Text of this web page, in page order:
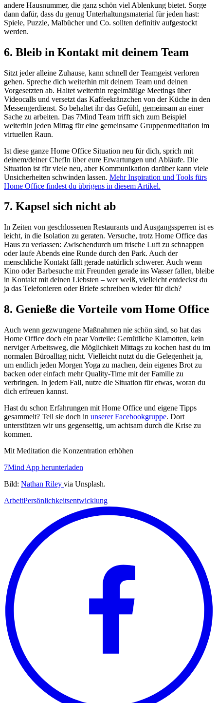
andere Hausnummer, die ganz schön viel Ablenkung bietet. Sorge
dann dafür, dass du genug Unterhaltungsmaterial für jeden hast:
Spiele, Puzzle, Malbücher und Co. sollten definitiv aufgestockt
werden.
6. Bleib in Kontakt mit deinem Team
Sitzt jeder alleine Zuhause, kann schnell der Teamgeist verloren
gehen. Spreche dich weiterhin mit deinem Team und deinen
Vorgesetzten ab. Haltet weiterhin regelmäßige Meetings über
Videocalls und versetzt das Kaffeekränzchen von der Küche in den
Messengerdienst. So behaltet ihr das Gefühl, gemeinsam an einer
Sache zu arbeiten. Das 7Mind Team trifft sich zum Beispiel
weiterhin jeden Mittag für eine gemeinsame Gruppenmeditation im
virtuellen Raun.
Ist diese ganze Home Office Situation neu für dich, sprich mit
deinem/deiner ChefIn über eure Erwartungen und Abläufe. Die
Situation ist für viele neu, aber Kommunikation darüber kann viele
Unsicherheiten schwinden lassen. Mehr Inspiration und Tools fürs
Home Office findest du übrigens in diesem Artikel.
7. Kapsel sich nicht ab
In Zeiten von geschlossenen Restaurants und Ausgangssperren ist es
leicht, in die Isolation zu geraten. Versuche, trotz Home Office das
Haus zu verlassen: Zwischendurch um frische Luft zu schnappen
oder laufe Abends eine Runde durch den Park. Auch der
menschliche Kontakt fällt gerade natürlich schwerer. Auch wenn
Kino oder Barbesuche mit Freunden gerade ins Wasser fallen, bleibe
in Kontakt mit deinen Liebsten – wer weiß, vielleicht entdeckst du
ja das Telefonieren oder Briefe schreiben wieder für dich?
8. Genieße die Vorteile vom Home Office
Auch wenn gezwungene Maßnahmen nie schön sind, so hat das
Home Office doch ein paar Vorteile: Gemütliche Klamotten, kein
nerviger Arbeitsweg, die Möglichkeit Mittags zu kochen hast du im
normalen Büroalltag nicht. Vielleicht nutzt du die Gelegenheit ja,
um endlich jeden Morgen Yoga zu machen, dein eigenes Brot zu
backen oder einfach mehr Quality-Time mit der Familie zu
verbringen. In jedem Fall, nutze die Situation für etwas, woran du
dich erfreuen kannst.
Hast du schon Erfahrungen mit Home Office und eigene Tipps
gesammelt? Teil sie doch in unserer Facebookgruppe. Dort
unterstützen wir uns gegenseitig, um achtsam durch die Krise zu
kommen.
Mit Meditation die Konzentration erhöhen
7Mind App herunterladen
Bild: Nathan Riley via Unsplash.
ArbeitPersönlichkeitsentwicklung